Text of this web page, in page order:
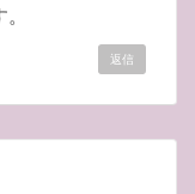
返信